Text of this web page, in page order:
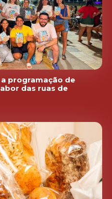
a programação de
das ruas de